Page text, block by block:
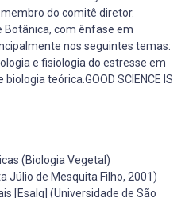
do comitê diretor.
Botânica, com ênfase em
nos seguintes temas:
e fisiologia do estresse em
teórica.GOOD SCIENCE IS
(Biologia Vegetal)
Júlio de Mesquita Filho, 2001)
[Esalq] (Universidade de São